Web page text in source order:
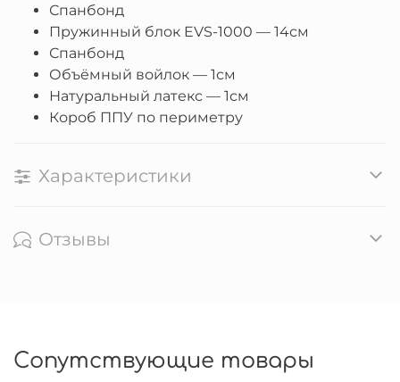
Спанбонд
Пружинный блок EVS-1000 — 14см
Спанбонд
Объёмный войлок — 1см
Натуральный латекс — 1см
Короб ППУ по периметру
Характеристики
Отзывы
Сопутствующие товары